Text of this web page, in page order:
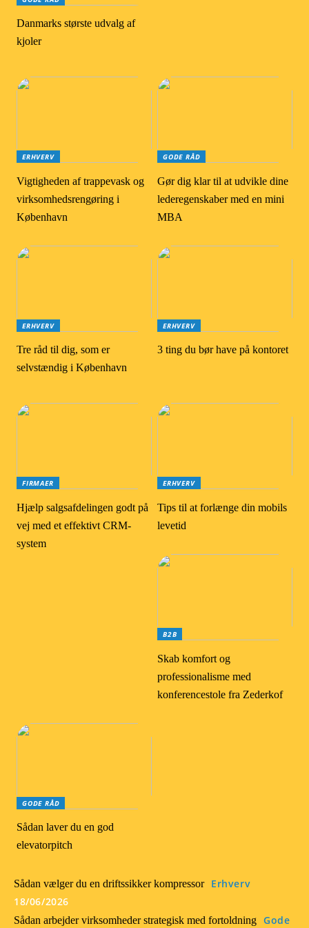
Danmarks største udvalg af
kjoler
ERHVERV
Vigtigheden af trappevask og
virksomhedsrengøring i
København
GODE RÅD
Gør dig klar til at udvikle dine
lederegenskaber med en mini
MBA
ERHVERV
Tre råd til dig, som er
selvstændig i København
ERHVERV
3 ting du bør have på kontoret
FIRMAER
Hjælp salgsafdelingen godt på
vej med et effektivt CRM-
system
ERHVERV
Tips til at forlænge din mobils
levetid
B2B
Skab komfort og
professionalisme med
konferencestole fra Zederkof
GODE RÅD
Sådan laver du en god
elevatorpitch
Sådan vælger du en driftssikker kompressor
Erhverv
18/06/2026
Sådan arbejder virksomheder strategisk med fortoldning Gode